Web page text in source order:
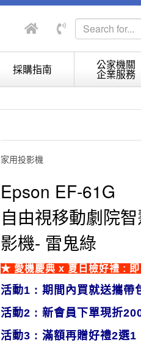
採購指南 公家機關
企業服務
家用投影機
Epson EF-61G
自由視移動劇院
影機- 雷鬼綠
★ 愛機慶典 x 夏日檢好禮 :
活動1 : 期間內買就送攜帶
活動2 : 新會員下單現折
活動3 : 滿額再贈好禮2選1